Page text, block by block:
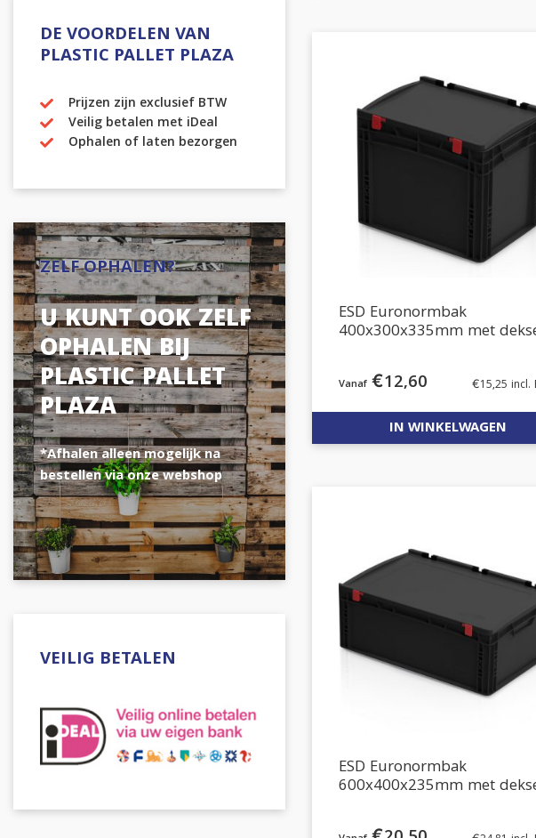
DE VOORDELEN VAN
PLASTIC PALLET PLAZA
Prijzen zijn exclusief BTW
Veilig betalen met iDeal
Ophalen of laten bezorgen
ZELF OPHALEN?
U KUNT OOK ZELF
OPHALEN BIJ
PLASTIC PALLET
PLAZA
*Afhalen alleen mogelijk na
bestellen via onze webshop
VEILIG BETALEN
ESD Euronormbak
400x300x335mm met
€12,60 €15,25 incl.
IN WINKELWAGEN
ESD Euronormbak
600x400x235mm met